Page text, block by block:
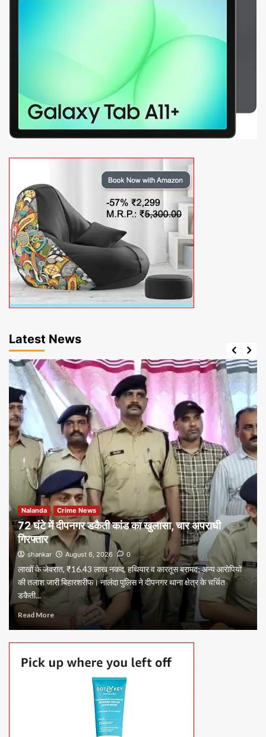
Latest News
Nalanda Crime News
72 घंटे में दीपनगर डकैती कांड का खुलासा, चार अपराधी
गिरफ्तार
shankar August 6, 2026 0
लाखों के जेवरात, ₹16.43 लाख नकद, हथियार व कारतूस बरामद; अन्य आरोपियों
की तलाश जारी बिहारशरीफ। नालंदा पुलिस ने दीपनगर थाना क्षेत्र के चर्चित
डकैती...
Read More